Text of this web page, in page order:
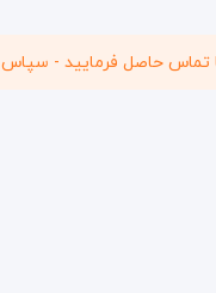
تماس حاصل فرمایید - سپاس